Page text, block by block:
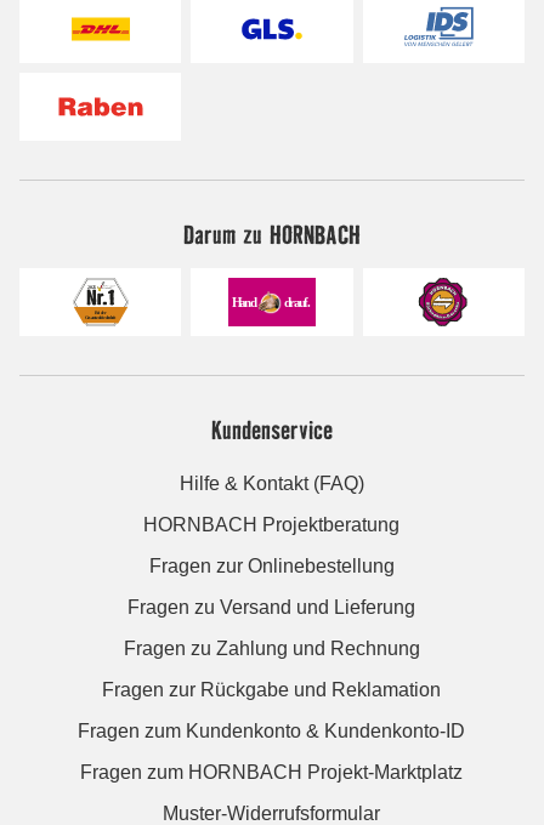
Darum zu HORNBACH
Kundenservice
Hilfe & Kontakt (FAQ)
HORNBACH Projektberatung
Fragen zur Onlinebestellung
Fragen zu Versand und Lieferung
Fragen zu Zahlung und Rechnung
Fragen zur Rückgabe und Reklamation
Fragen zum Kundenkonto & Kundenkonto-ID
Fragen zum HORNBACH Projekt-Marktplatz
Muster-Widerrufsformular